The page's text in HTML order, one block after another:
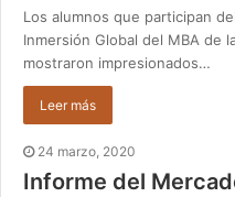
Los alumnos que participan
Inmersión Global del MBA de
mostraron impresionados…
Leer más
24 marzo, 2020
Informe del